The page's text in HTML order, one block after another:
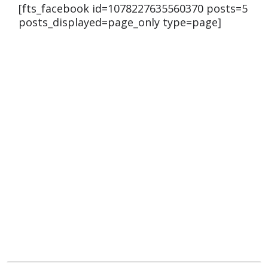
[fts_facebook id=1078227635560370 posts=5
posts_displayed=page_only type=page]